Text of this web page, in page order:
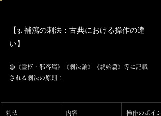
【3. 補瀉の刺法：古典における操作の違
い】
🟡《霊枢・邪客篇》《刺法論》《終始篇》等に記載
される刺法の原則：
刺法 内容 操作のポイン